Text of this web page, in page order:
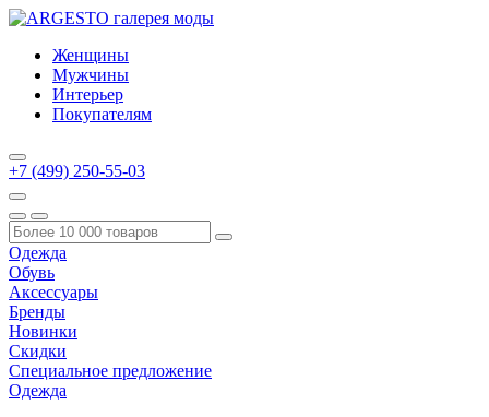
Женщины
Мужчины
Интерьер
Покупателям
+7 (499) 250-55-03
Одежда
Обувь
Аксессуары
Бренды
Новинки
Скидки
Специальное предложение
Одежда